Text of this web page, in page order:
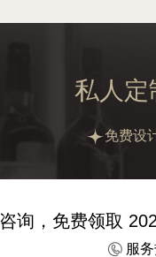
私人定
免费设
询，免费领取
服